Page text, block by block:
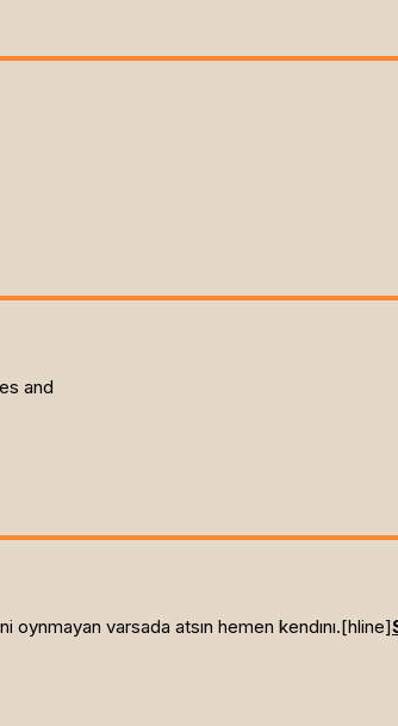
and
oynmayan varsada atsın hemen kendını.[hline]